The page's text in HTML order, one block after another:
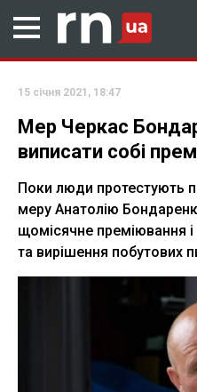
15 січня 2021, 18:47
Мер Черкас
виписати собі
Поки люди протестують
меру Анатолію
щомісячне преміювання
та вирішення побутових